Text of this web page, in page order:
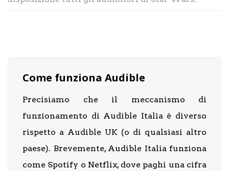
Come funziona Audible
Precisiamo che il meccanismo di
funzionamento di Audible Italia è diverso
rispetto a Audible UK (o di qualsiasi altro
paese). Brevemente, Audible Italia funziona
come Spotify o Netflix, dove paghi una cifra